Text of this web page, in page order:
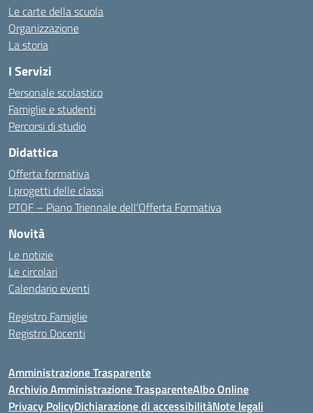
Le carte della scuola
Organizzazione
La storia
I Servizi
Personale scolastico
Famiglie e studenti
Percorsi di studio
Didattica
Offerta formativa
I progetti delle classi
PTOF – Piano Triennale dell’Offerta Formativa
Novità
Le notizie
Le circolari
Calendario eventi
Registro Famiglie
Registro Docenti
Amministrazione Trasparente
Archivio Amministrazione TrasparenteAlbo Online
Privacy PolicyDichiarazione di accessibilitàNote legali